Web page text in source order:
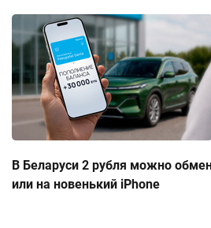
В Беларуси 2 рубля можно
или на новенький iPhone